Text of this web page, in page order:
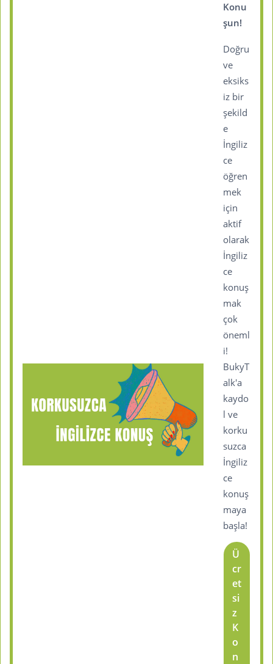
Konu
şun!
Doğru
ve
eksiks
iz bir
şekild
e
İngiliz
ce
öğren
mek
için
aktif
olarak
İngiliz
ce
konuş
mak
çok
öneml
i!
BukyT
alk'a
kaydo
l ve
korku
suzca
İngiliz
ce
konuş
maya
başla!
Ü
cr
et
si
z
K
o
n